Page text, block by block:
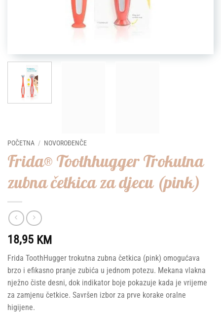
POČETNA / NOVOROĐENČE
Frida® Toothhugger Trokutna
zubna četkica za djecu (pink)
18,95 KM
Frida ToothHugger trokutna zubna četkica (pink) omogućava
brzo i efikasno pranje zubića u jednom potezu. Mekana vlakna
nježno čiste desni, dok indikator boje pokazuje kada je vrijeme
za zamjenu četkice. Savršen izbor za prve korake oralne
higijene.